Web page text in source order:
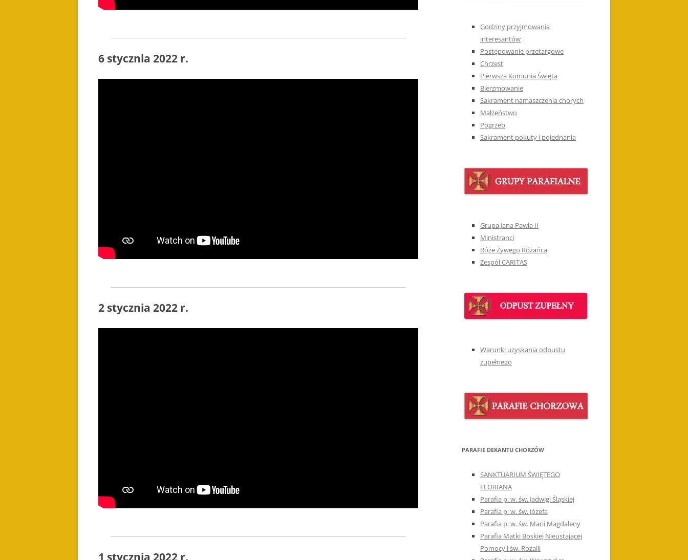
6 stycznia 2022 r.
2 stycznia 2022 r.
1 stycznia 2022 r.
Godziny przyjmowania
interesantów
Postępowanie przetargowe
Chrzest
Pierwsza Komunia Święta
Bierzmowanie
Sakrament namaszczenia chorych
Małżeństwo
Pogrzeb
Sakrament pokuty i pojednania
Grupa Jana Pawła II
Ministranci
Róże Żywego Różańca
Zespół CARITAS
Warunki uzyskania odpustu
zupełnego
PARAFIE DEKANTU CHORZÓW
SANKTUARIUM ŚWIĘTEGO
FLORIANA
Parafia p. w. św. Jadwigi Śląskiej
Parafia p. w. św. Józefa
Parafia p. w. św. Marii Magdaleny
Parafia Matki Boskiej Nieustającej
Pomocy i św. Rozalii